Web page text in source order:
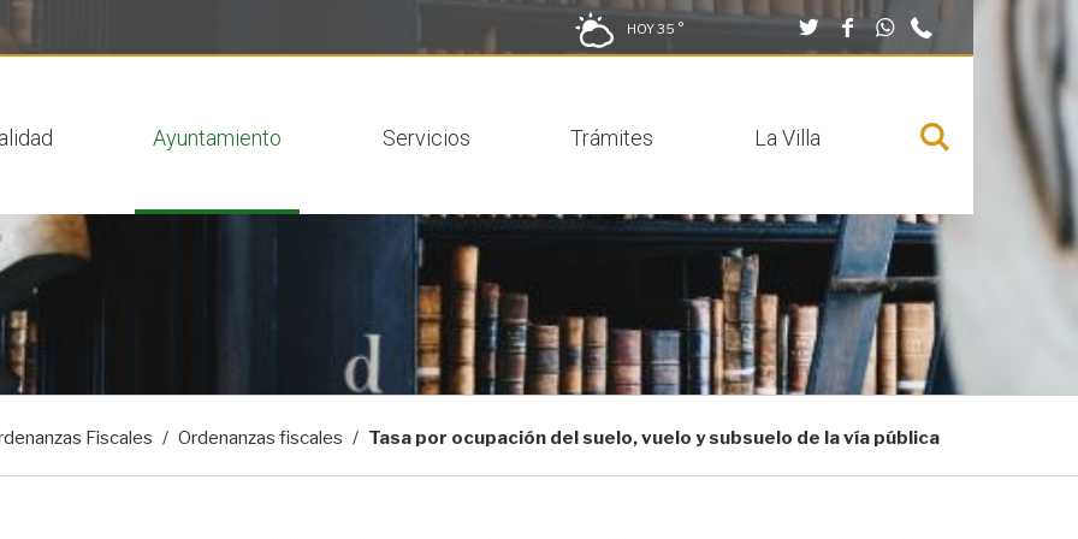
Cerrar buscador
HOY35 ° TwitterFacebookWhatsapp
290
Mostrar
menú
Ayuntamiento Servicios Trámites La Villa
Fiscales Ordenanzas fiscales Tasa por ocupación del suelo, vuelo y subsuelo de la vía pública